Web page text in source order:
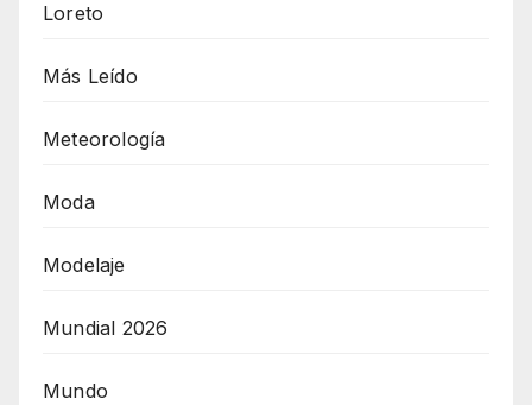
Loreto
Más Leído
Meteorología
Moda
Modelaje
Mundial 2026
Mundo